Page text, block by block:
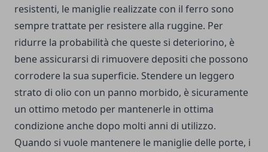
resistenti, le maniglie realizzate con il ferro sono
sempre trattate per resistere alla ruggine. Per
ridurre la probabilità che queste si deteriorino, è
bene assicurarsi di rimuovere depositi che possono
corrodere la sua superficie. Stendere un leggero
strato di olio con un panno morbido, è sicuramente
un ottimo metodo per mantenerle in ottima
condizione anche dopo molti anni di utilizzo.
Quando si vuole mantenere le maniglie delle porte, i